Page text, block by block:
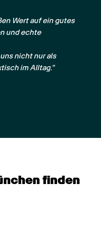
Wert auf ein gutes
und echte
nicht nur als
im Alltag."
finden